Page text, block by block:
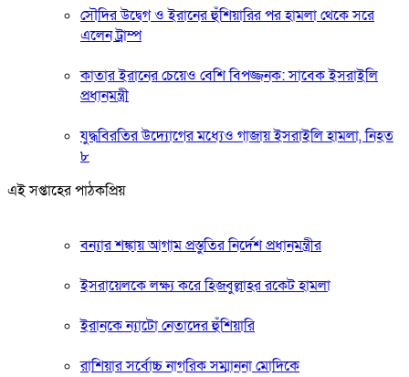
সৌদির উদ্বেগ ও ইরানের হুঁশিয়ারির পর হামলা থেকে সরে
এলেন ট্রাম্প
কাতার ইরানের চেয়েও বেশি বিপজ্জনক: সাবেক ইসরাইলি
প্রধানমন্ত্রী
যুদ্ধবিরতির উদ্যোগের মধ্যেও গাজায় ইসরাইলি হামলা, নিহত
৮
এই সপ্তাহের পাঠকপ্রিয়
বন্যার শঙ্কায় আগাম প্রস্তুতির নির্দেশ প্রধানমন্ত্রীর
ইসরায়েলকে লক্ষ্য করে হিজবুল্লাহর রকেট হামলা
ইরানকে ন্যাটো নেতাদের হুঁশিয়ারি
রাশিয়ার সর্বোচ্চ নাগরিক সম্মাননা মোদিকে